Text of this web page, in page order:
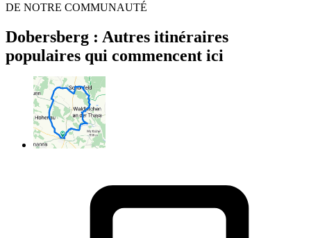
DE NOTRE COMMUNAUTÉ
Dobersberg : Autres itinéraires
populaires qui commencent ici